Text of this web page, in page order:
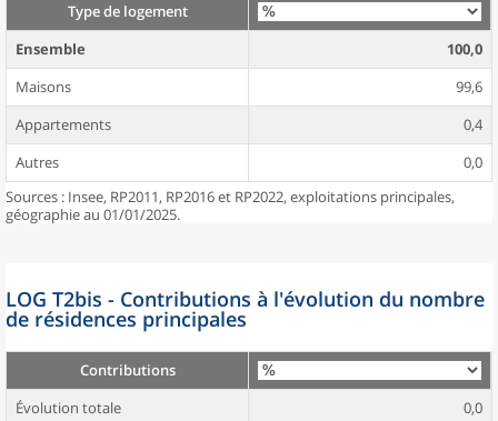
Type de logement
Ensemble
100,0
Maisons
99,6
Appartements
0,4
Autres
0,0
Sources : Insee, RP2011, RP2016 et RP2022, exploitations principales,
géographie au 01/01/2025.
LOG T2bis - Contributions à l'évolution du nombre
de résidences principales
Contributions
Évolution totale
0,0